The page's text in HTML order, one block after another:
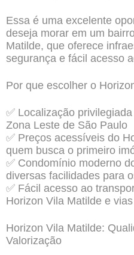
Essa é uma excelente
deseja morar em um
Matilde, que oferece
segurança e fácil acesso
Por que escolher o
✅ Localização
Zona Leste de São Paulo
✅ Preços acessíveis do
quem busca o primeiro
✅ Condomínio moderno
diversas facilidades para
✅ Fácil acesso ao
Horizon Vila Matilde e
Horizon Vila Matilde:
Valorização